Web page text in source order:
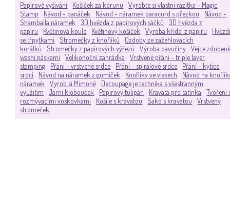
Papírové vyšívání Košíček za korunu
Vyrobte si vlastní razítka - Magic
Stamp
Návod - panáček Návod - náramek paracord s přezkou
Návod -
Shamballa náramek
3D hvězda z papírových sáčků
3D hvězda z
papíru
Květinová koule Květinový košíček Výroba křídel z papíru
se třpytkami
Stromečky z knoflíků
Ozdoby ze zažehlovacích
korálků
Stromečky z papírových výřezů Výroba pavučiny
Vejce
washi páskami
Velikonoční zahrádka
Vrstvené přání - triple layer
stamping
Přání - vrstvené srdce Přání - spirálové srdce
Přání - kytice
srdcí
Návod na náramek z gumiček Knoflíky ve vlasech
Návod na
náramek
Vyrob si Mimoně
Decoupage je technika s všestranným
využitím
Jarní klobouček Papírový tulipán Kravata pro tatínka
Tvoření
rozmývacími voskovkami
Košile s kravatou Sako s kravatou
Vrstvený
stromeček